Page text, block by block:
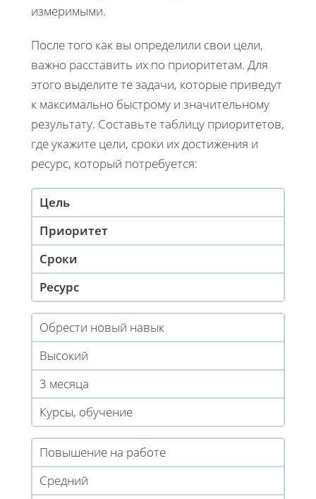
измеримыми.
После того как вы определили свои цели,
важно расставить их по приоритетам. Для
этого выделите те задачи, которые приведут
к максимально быстрому и значительному
результату. Составьте таблицу приоритетов,
где укажите цели, сроки их достижения и
ресурс, который потребуется:
Цель
Приоритет
Сроки
Ресурс
Обрести новый навык
Высокий
3 месяца
Курсы, обучение
Повышение на работе
Средний